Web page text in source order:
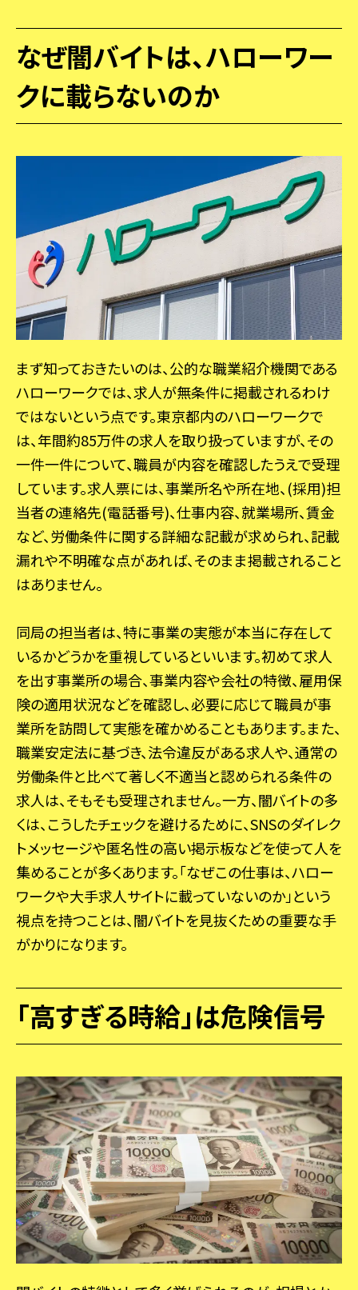
なぜ闇バイトは、ハローワー
クに載らないのか
まず知っておきたいのは、公的な職業紹介機関である
ハローワークでは、求人が無条件に掲載されるわけ
ではないという点です。東京都内のハローワークで
は、年間約85万件の求人を取り扱っていますが、その
一件一件について、職員が内容を確認したうえで受理
しています。求人票には、事業所名や所在地、(採用)担
当者の連絡先(電話番号)、仕事内容、就業場所、賃金
など、労働条件に関する詳細な記載が求められ、記載
漏れや不明確な点があれば、そのまま掲載されること
はありません。
同局の担当者は、特に事業の実態が本当に存在して
いるかどうかを重視しているといいます。初めて求人
を出す事業所の場合、事業内容や会社の特徴、雇用保
険の適用状況などを確認し、必要に応じて職員が事
業所を訪問して実態を確かめることもあります。また、
職業安定法に基づき、法令違反がある求人や、通常の
労働条件と比べて著しく不適当と認められる条件の
求人は、そもそも受理されません。一方、闇バイトの多
くは、こうしたチェックを避けるために、SNSのダイレク
トメッセージや匿名性の高い掲示板などを使って人を
集めることが多くあります。「なぜこの仕事は、ハロー
ワークや大手求人サイトに載っていないのか」という
視点を持つことは、闇バイトを見抜くための重要な手
がかりになります。
「高すぎる時給」は危険信号